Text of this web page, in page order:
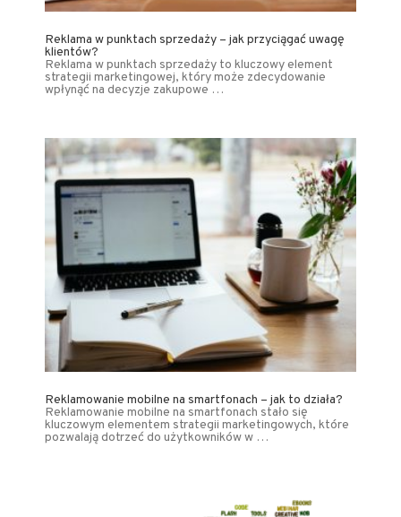
Reklama w punktach sprzedaży – jak przyciągać uwagę
klientów?
Reklama w punktach sprzedaży to kluczowy element
strategii marketingowej, który może zdecydowanie
wpłynąć na decyzje zakupowe …
Reklamowanie mobilne na smartfonach – jak to działa?
Reklamowanie mobilne na smartfonach stało się
kluczowym elementem strategii marketingowych, które
pozwalają dotrzeć do użytkowników w …